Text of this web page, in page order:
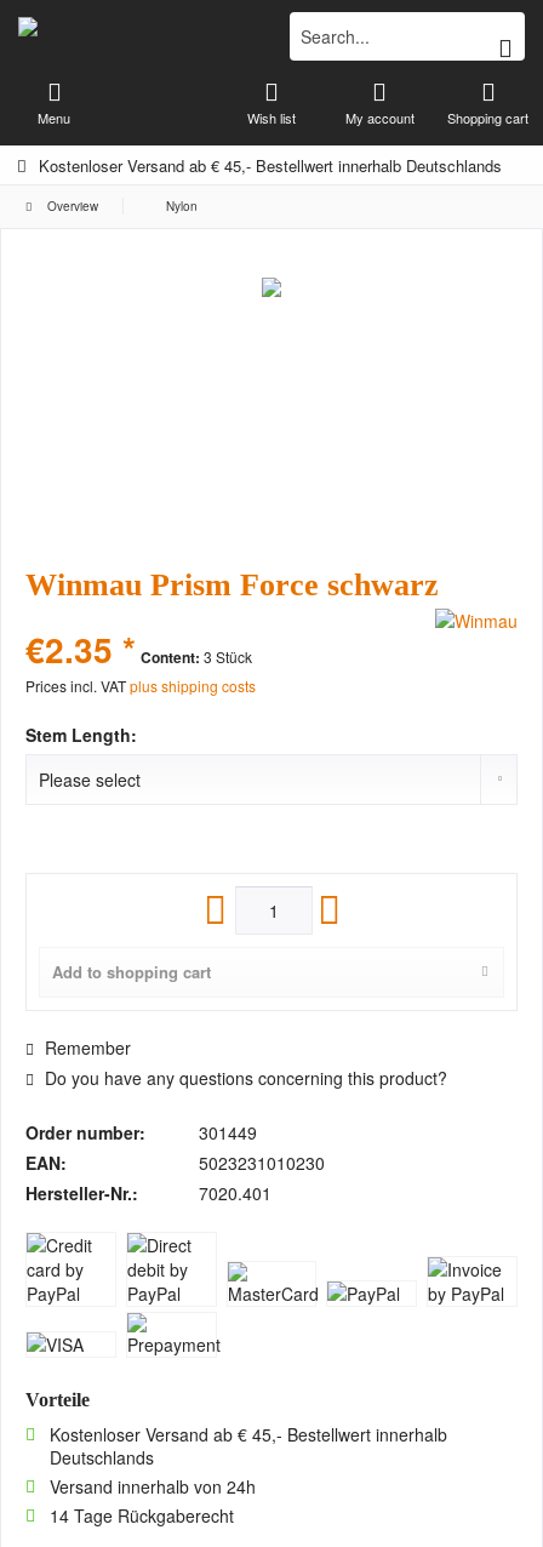
Kostenloser Versand ab € 45,- Bestellwert innerhalb Deutschlands
Shopping cart
Wish list My account
Menu
Overview Nylon
Winmau Prism Force schwarz
€2.35 * Content: 3 Stück
Prices incl. VATplus shipping costs
Stem Length:
Add to shopping cart
Remember
Do you have any questions concerning this product?
Order number:
301449
EAN:
5023231010230
Hersteller-Nr.:
7020.401
Vorteile
Kostenloser Versand ab € 45,- Bestellwert innerhalb
Deutschlands
Versand innerhalb von 24h
14 Tage Rückgaberecht